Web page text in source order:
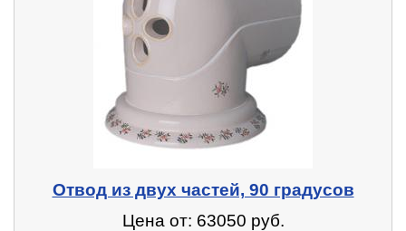
Отвод из двух частей, 90 градусов
Цена от: 63050 руб.